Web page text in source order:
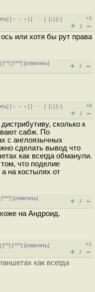
] [ ﹢﹢﹢] [ · · ·][↓] [↑]
+1
+ / –
или хотя бы рут права
] [^^] [^^^] [ответить]
+ / –
] [ ﹢﹢﹢] [ · · ·][↓] [↑]
+6
+ / –
сколько к
сабж. По
с англоязычных
сделать вывод что
как всегда обманули.
что поделие
на костылях от
[^^^] [ответить]
+ / –
на Андроид.
] [^^] [^^^] [ответить]
+1
+ / –
как всегда